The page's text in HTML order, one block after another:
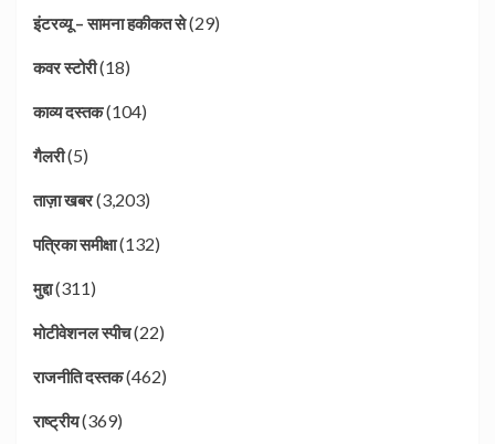
इंटरव्यू – सामना हकीकत से(29)
कवर स्टोरी(18)
काव्य दस्तक(104)
गैलरी(5)
ताज़ा खबर(3,203)
पत्रिका समीक्षा(132)
मुद्दा(311)
मोटीवेशनल स्पीच(22)
राजनीति दस्तक(462)
राष्ट्रीय(369)